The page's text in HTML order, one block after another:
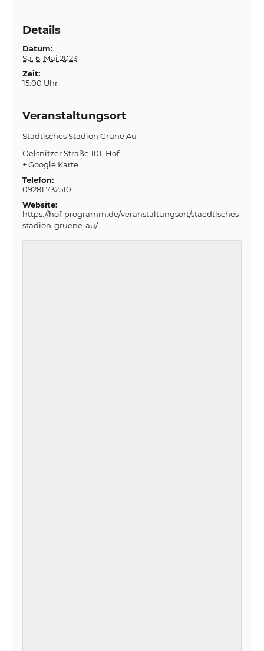
Details
Datum:
Sa. 6. Mai 2023
Zeit:
15:00 Uhr
Veranstaltungsort
Städtisches Stadion Grüne Au
Oelsnitzer Straße 101 Hof
+ Google Karte
Telefon:
09281 732510
Website:
https://hof-programm.de/veranstaltungsort/staedtisches-
stadion-gruene-au/